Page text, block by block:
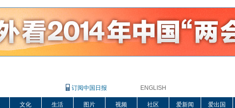
订阅中国日报 ENGLISH
文化 生活 图片 视频 社区 爱新闻 爱出国